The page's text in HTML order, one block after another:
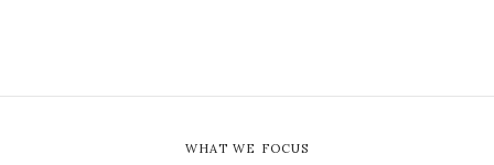
WHAT WE FOCUS